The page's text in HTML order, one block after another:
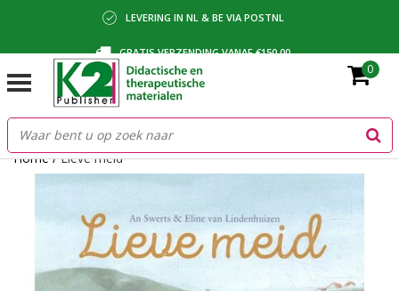
LEVERING IN NL & BE VIA POSTNL
GRATIS VERZENDING VANAF €150,00
BETALING VIA IDEAL, BANCONTACT OF FACTUUR
0
Home/Lieve meid